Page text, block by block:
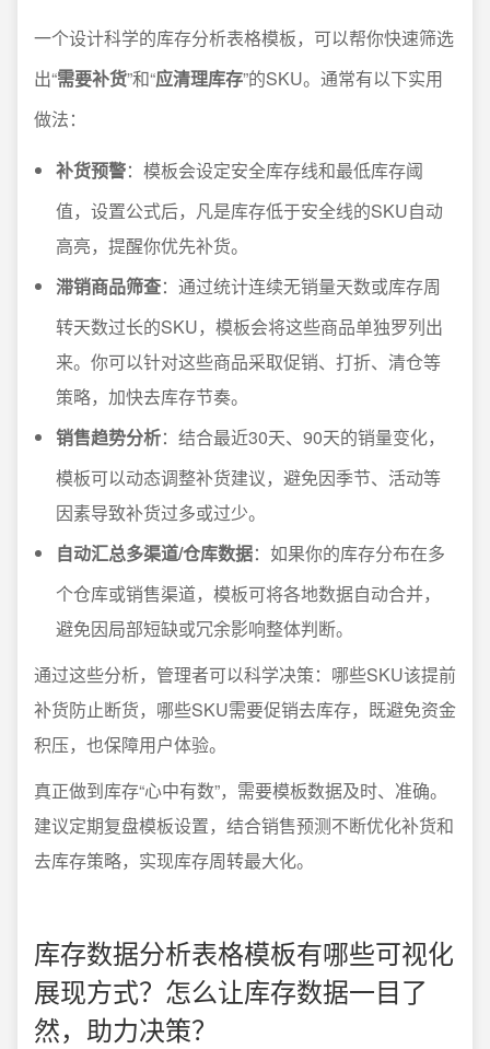
一个设计科学的库存分析表格模板，可以帮你快速筛选
出“需要补货”和“应清理库存”的SKU。通常有以下实用
做法：
补货预警：模板会设定安全库存线和最低库存阈
值，设置公式后，凡是库存低于安全线的SKU自动
高亮，提醒你优先补货。
滞销商品筛查：通过统计连续无销量天数或库存周
转天数过长的SKU，模板会将这些商品单独罗列出
来。你可以针对这些商品采取促销、打折、清仓等
策略，加快去库存节奏。
销售趋势分析：结合最近30天、90天的销量变化，
模板可以动态调整补货建议，避免因季节、活动等
因素导致补货过多或过少。
自动汇总多渠道/仓库数据：如果你的库存分布在多
个仓库或销售渠道，模板可将各地数据自动合并，
避免因局部短缺或冗余影响整体判断。
通过这些分析，管理者可以科学决策：哪些SKU该提前
补货防止断货，哪些SKU需要促销去库存，既避免资金
积压，也保障用户体验。
真正做到库存“心中有数”，需要模板数据及时、准确。
建议定期复盘模板设置，结合销售预测不断优化补货和
去库存策略，实现库存周转最大化。
库存数据分析表格模板有哪些可视化
展现方式？怎么让库存数据一目了
然，助力决策？